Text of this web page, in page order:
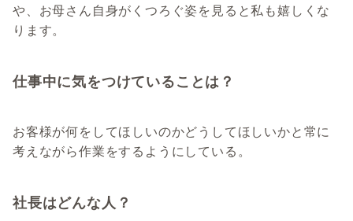
や、お母さん自身がくつろぐ姿を見ると私も嬉しくな
ります。
仕事中に気をつけていることは？
お客様が何をしてほしいのかどうしてほしいかと常に
考えながら作業をするようにしている。
社長はどんな人？